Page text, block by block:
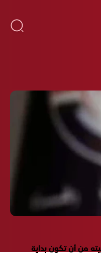
عن "خشيته من أن تكون بداية